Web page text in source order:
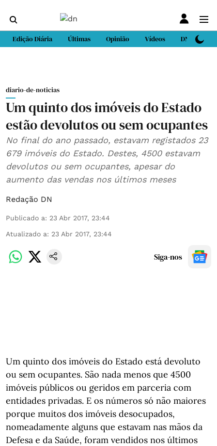
Edição Diária Últimas Opinião Vídeos DN Sport
diario-de-noticias
Um quinto dos imóveis do Estado
estão devolutos ou sem ocupantes
No final do ano passado, estavam registados 23
679 imóveis do Estado. Destes, 4500 estavam
devolutos ou sem ocupantes, apesar do
aumento das vendas nos últimos meses
Redação DN
Publicado a: 23 Abr 2017, 23:44
Atualizado a: 23 Abr 2017, 23:44
Siga-nos
Um quinto dos imóveis do Estado está devoluto
ou sem ocupantes. São nada menos que 4500
imóveis públicos ou geridos em parceria com
entidades privadas. E os números só não maiores
porque muitos dos imóveis desocupados,
nomeadamente alguns que estavam nas mãos da
Defesa e da Saúde, foram vendidos nos últimos